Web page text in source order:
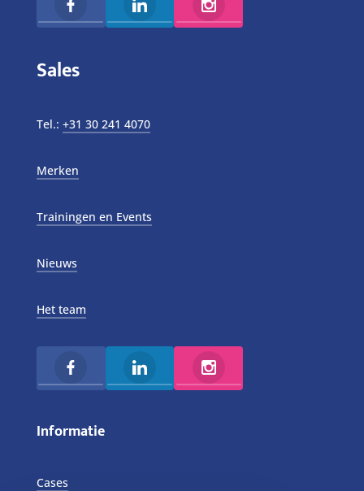
Sales
Tel.: +31 30 241 4070
Merken
Trainingen en Events
Nieuws
Het team
Informatie
Cases